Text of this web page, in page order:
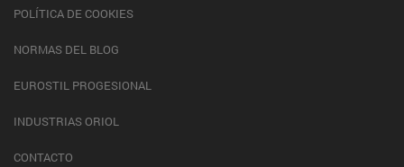
POLÍTICA DE COOKIES
NORMAS DEL BLOG
EUROSTIL PROGESIONAL
INDUSTRIAS ORIOL
CONTACTO